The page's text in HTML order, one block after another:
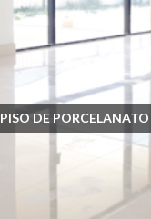
PISO DE